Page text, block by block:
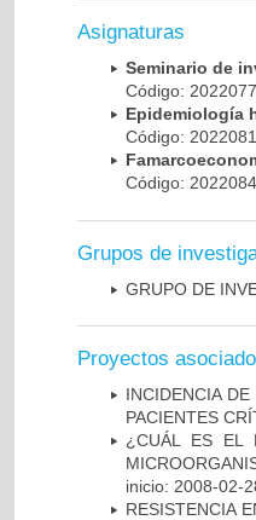
Asignaturas
Seminario de
Código:
Epidemiología
Código:
Código:
Grupos de
GRUPO DE
Proyectos
INCIDENCIA
PACIENTES
¿CUÁL ES EL
inicio: 2008-02-
RESISTENCIA